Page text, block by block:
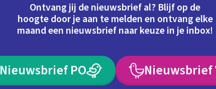
Ontvang jij de nieuwsbrief al? Blijf op de
hoogte door je aan te melden en ontvang elke
maand een nieuwsbrief naar keuze in je inbox!
Nieuwsbrief PO Nieuwsbrief